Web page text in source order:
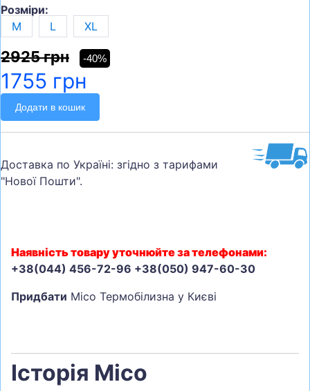
Розміри:
M
L XL
2925 грн -40%
1755 грн
Додати в кошик
Доставка по Україні: згідно з тарифами
"Нової Пошти".
Наявність товару уточнюйте за телефонами:
+38(044) 456-72-96 +38(050) 947-60-30
Придбати Mico Термобілизна у Києві
Історія Mico